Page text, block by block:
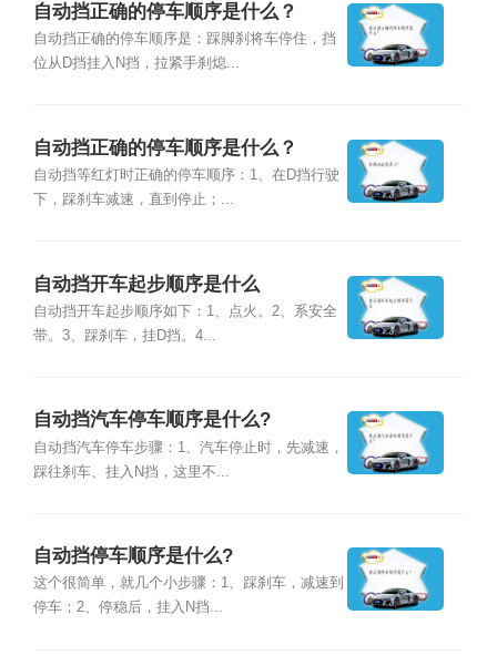
自动挡正确的停车顺序是什么？
自动挡正确的停车顺序是：踩脚刹将车停住，挡
位从D挡挂入N挡，拉紧手刹熄...
自动挡正确的停车顺序是什么？
自动挡等红灯时正确的停车顺序：1、在D挡行驶
下，踩刹车减速，直到停止；...
自动挡开车起步顺序是什么
自动挡开车起步顺序如下：1、点火。2、系安全
带。3、踩刹车，挂D挡。4...
自动挡汽车停车顺序是什么?
自动挡汽车停车步骤：1、汽车停止时，先减速，
踩往刹车、挂入N挡，这里不...
自动挡停车顺序是什么?
这个很简单，就几个小步骤：1、踩刹车，减速到
停车；2、停稳后，挂入N挡...